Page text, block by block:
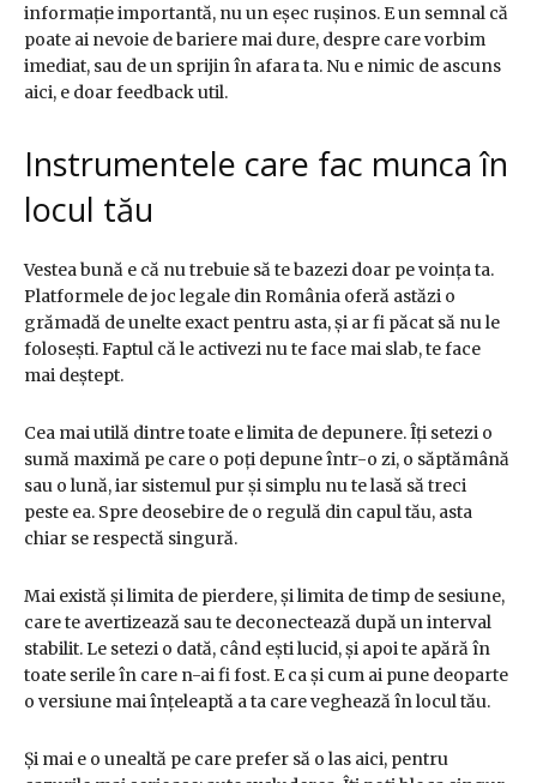
informație importantă, nu un eșec rușinos. E un semnal că
poate ai nevoie de bariere mai dure, despre care vorbim
imediat, sau de un sprijin în afara ta. Nu e nimic de ascuns
aici, e doar feedback util.
Instrumentele care fac munca în
locul tău
Vestea bună e că nu trebuie să te bazezi doar pe voința ta.
Platformele de joc legale din România oferă astăzi o
grămadă de unelte exact pentru asta, și ar fi păcat să nu le
folosești. Faptul că le activezi nu te face mai slab, te face
mai deștept.
Cea mai utilă dintre toate e limita de depunere. Îți setezi o
sumă maximă pe care o poți depune într-o zi, o săptămână
sau o lună, iar sistemul pur și simplu nu te lasă să treci
peste ea. Spre deosebire de o regulă din capul tău, asta
chiar se respectă singură.
Mai există și limita de pierdere, și limita de timp de sesiune,
care te avertizează sau te deconectează după un interval
stabilit. Le setezi o dată, când ești lucid, și apoi te apără în
toate serile în care n-ai fi fost. E ca și cum ai pune deoparte
o versiune mai înțeleaptă a ta care veghează în locul tău.
Și mai e o unealtă pe care prefer să o las aici, pentru